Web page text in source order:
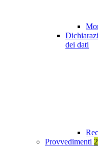
dei dati
Provvedimenti